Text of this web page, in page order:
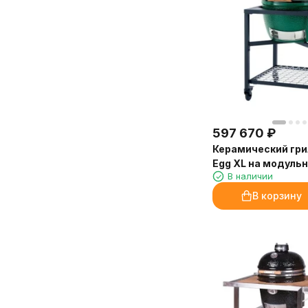
597 670 ₽
Керамический
Egg XL на
подставке
В наличии
В корзину